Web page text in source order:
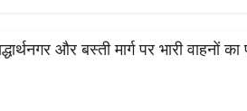
और बस्ती मार्ग पर भारी